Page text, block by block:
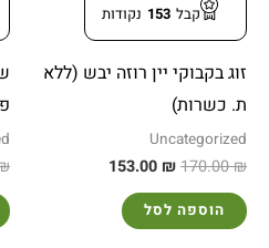
קבל 153 נקודות
זוג בקבוקי יין רוזה יבש (ללא
ת. כשרות)
Uncategorized
170.00₪
153.00 ₪
הוספה לסל